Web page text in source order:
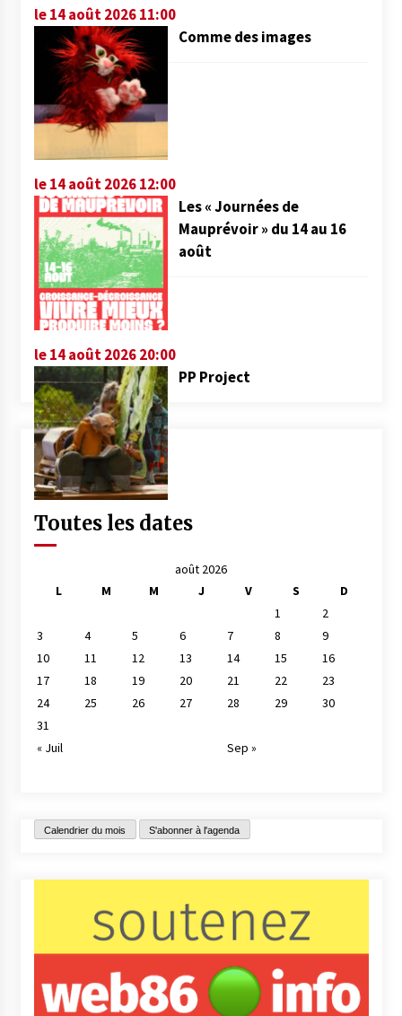
le 14 août 2026 11:00
Comme des images
le 14 août 2026 12:00
Les « Journées de
Mauprévoir » du 14 au 16
août
le 14 août 2026 20:00
PP Project
Toutes les dates
août 2026
L
M M J V S
D
1
2
3
4 5 6 7 8
9
10
11 12 13 14 15
16
17
18 19 20 21 22
23
24
25 26 27 28 29
30
31
« Juil
Sep »
Calendrier du mois S'abonner à l'agenda